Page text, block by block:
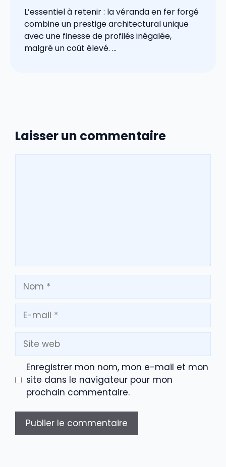
L’essentiel à retenir : la véranda en fer forgé
combine un prestige architectural unique
avec une finesse de profilés inégalée,
malgré un coût élevé. ...
Laisser un commentaire
Nom
mail
Site
web
Enregistrer mon nom, mon e-mail et mon
site dans le navigateur pour mon
prochain commentaire.